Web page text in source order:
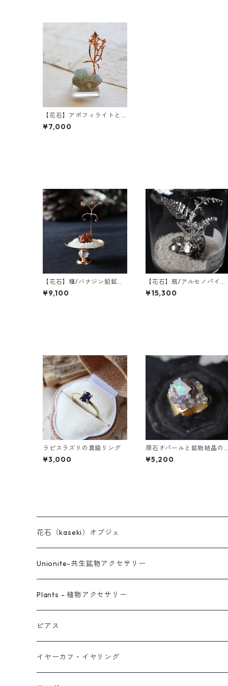
【花石】アポフィライトと
アケボノソウ
¥7,000
【花石】種/バナジン鉛鉱と
フウセンカズラ
¥9,100
【花石】瓶/アルセノパイラ
イトとクォーツ
¥15,300
ラピスラズリの真鍮リング
¥3,000
原石オパールと鉱物結晶の
真鍮幅広イヤーカフ
¥5,200
花石（kaseki）オブジェ
Unionite-共生鉱物アクセサリー
ピアス
ネックレス
イヤーカフ
Plants - 植物アクセサリー
ピアス
ネックレス
ピアス
スタッド・一粒
イヤーカフ・イヤリング